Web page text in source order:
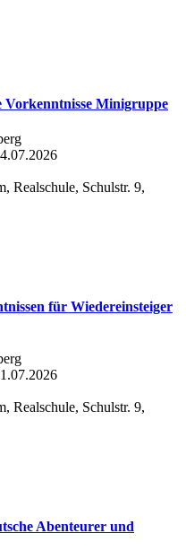
Vorkenntnisse Minigruppe
Realschule, Schulstr. 9,
für Wiedereinsteiger
Realschule, Schulstr. 9,
Abenteurer und